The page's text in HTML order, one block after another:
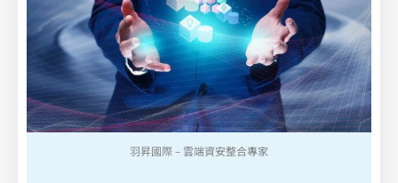
羽昇國際 – 雲端資安整合專家